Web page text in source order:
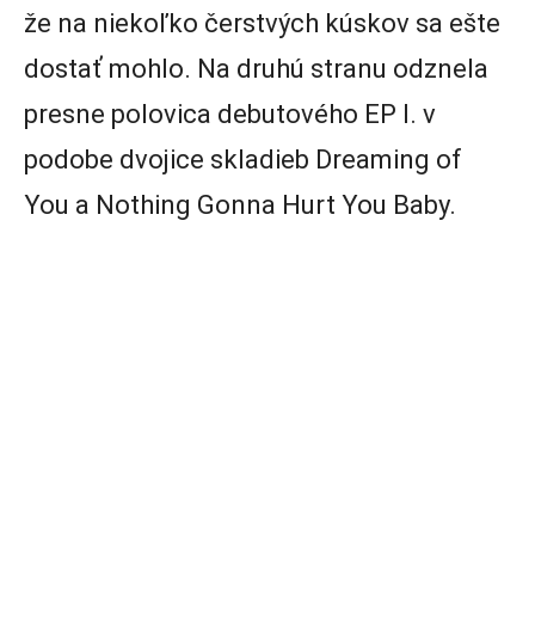
že na niekoľko čerstvých kúskov sa ešte
dostať mohlo. Na druhú stranu odznela
presne polovica debutového EP I. v
podobe dvojice skladieb Dreaming of
You a Nothing Gonna Hurt You Baby.